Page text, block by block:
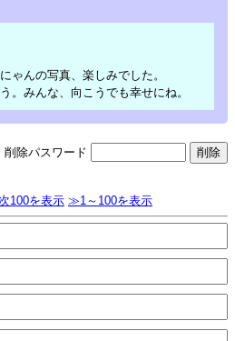
ゃんの写真、楽しみでした。
。みんな、向こうでも幸せにね。
削除パスワード
100を表示 ≫1～100を表示